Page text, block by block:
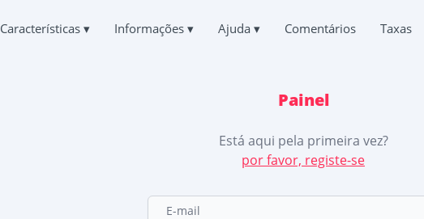
Características ▾ Informações ▾ Ajuda ▾ Comentários Taxas
Ler a correspondência de outras pessoas
Recuperar Chat Apagado Online
SEGUIR A LOCALIZAÇÃO NO TIKTOK
Perguntas mais frequentes
Sempre em linha e com prazer em responder
TESTEMUNHOS
TERMOS DE UTILIZAÇÃO
POLÍTICA DE COOKIES
PROGRAMA DE AFILIADOS
Хинди हिन्दी
Türkçe
Painel
Está aqui pela primeira vez?
por favor, registe-se
E-mail